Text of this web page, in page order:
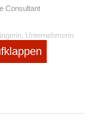
Consultant
Unternehmerin